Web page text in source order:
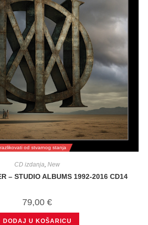
od stvarnog stanja
CD izdanja, New
– STUDIO ALBUMS 1992-2016 CD14
79,00 €
DODAJ U KOŠARICU